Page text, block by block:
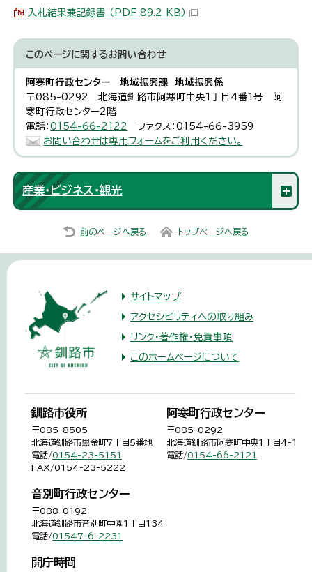
入札結果兼記録書 （PDF 89.2 KB）
このページに関するお問い合わせ
阿寒町行政センター 地域振興課 地域振興係
〒085-0292 北海道釧路市阿寒町中央1丁目4番1号 阿
寒町行政センター2階
電話：0154-66-2122
ファクス：0154-66-3959
お問い合わせは専用フォームをご利用ください。
産業・ビジネス・観光
前のページへ戻る トップページへ戻る
サイトマップ
アクセシビリティへの取り組み
リンク・著作権・免責事項
このホームページについて
釧路市役所
〒085-8505
北海道釧路市黒金町7丁目5番地
電話/0154-23-5151
FAX/0154-23-5222
阿寒町行政センター
〒085-0292
北海道釧路市阿寒町中央1丁目4-1
電話/0154-66-2121
音別町行政センター
〒088-0192
北海道釧路市音別町中園1丁目134
電話/01547-6-2231
開庁時間